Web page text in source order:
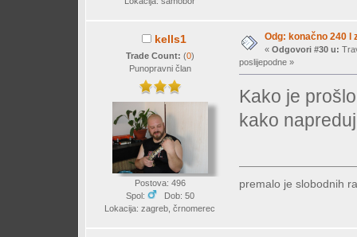
kells1
Trade Count: (0)
Punopravni član
Postova: 496
Spol:
Dob: 50
Lokacija: zagreb, črnomerec
Odg: konačno 240 l
« Odgovori #30 u:
poslijepodne »
Kako je
kako
premalo je slobodnih